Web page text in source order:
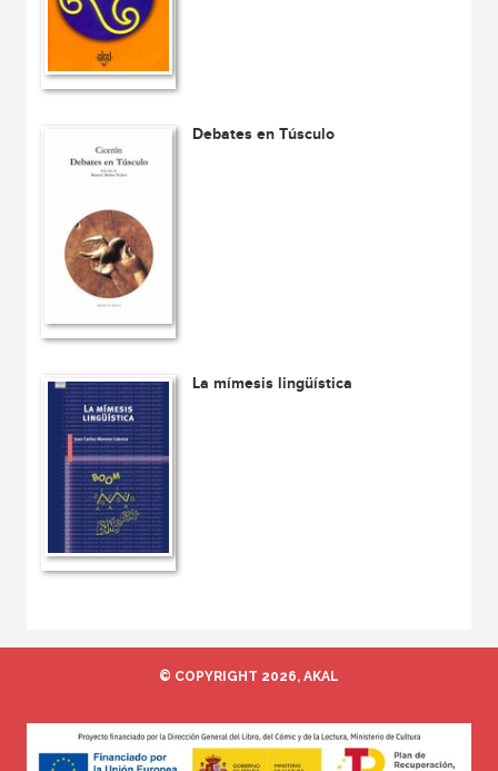
Debates en Túsculo
La mímesis lingüística
© COPYRIGHT 2026, AKAL